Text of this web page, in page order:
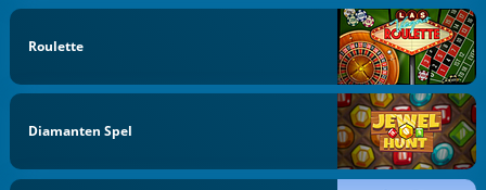
Roulette
Diamanten Spel